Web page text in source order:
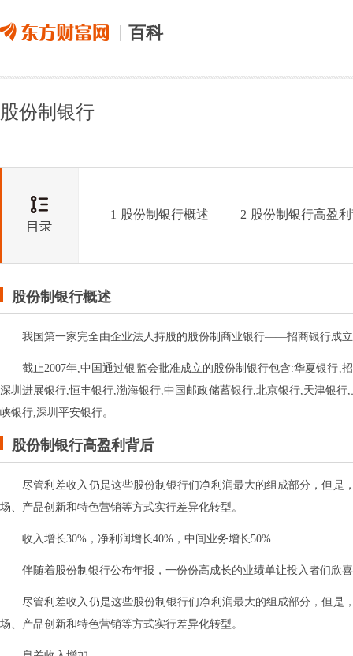
百科
股份制银行
1 股份制银行概述 2 股份制银行高盈
股份制银行概述
我国第一家完全由企业法人持股的股份制商业银行——招商银行成
截止2007年,中国通过银监会批准成立的股份制银行包含:华夏银行,
深圳进展银行,恒丰银行,渤海银行,中国邮政储蓄银行,北京银行,天津银
峡银行,深圳平安银行。
股份制银行高盈利背后
尽管利差收入仍是这些股份制银行们净利润最大的组成部分，但是
场、产品创新和特色营销等方式实行差异化转型。
收入增长30%，净利润增长40%，中间业务增长50%……
伴随着股份制银行公布年报，一份份高成长的业绩单让投入者们欣
尽管利差收入仍是这些股份制银行们净利润最大的组成部分，但是
场、产品创新和特色营销等方式实行差异化转型。